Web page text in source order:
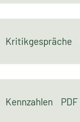
Kritikgespräche
Kennzahlen PDF